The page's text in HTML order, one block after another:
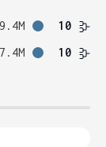
10
10